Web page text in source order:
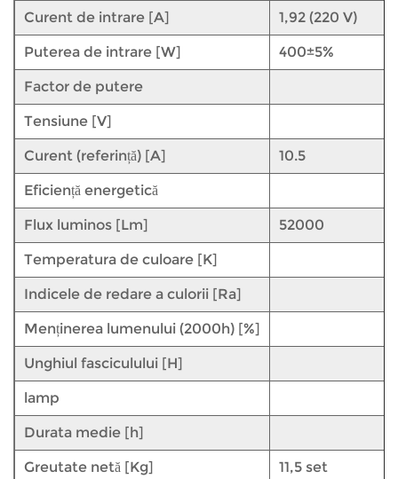
Curent de intrare [A] 1,92 (220 V)
Puterea de intrare [W] 400±5%
Factor de putere
Tensiune [V]
Curent (referință) [A] 10.5
Eficiență energetică
Flux luminos [Lm] 52000
Temperatura de culoare [K]
Indicele de redare a culorii [Ra]
Menținerea lumenului (2000h) [%]
Unghiul fasciculului [H]
lamp
Durata medie [h]
Greutate netă [Kg] 11,5 set